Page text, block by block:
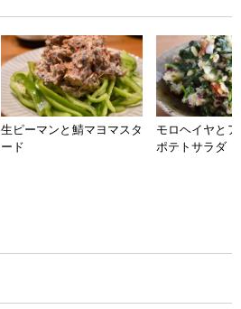
生ピーマンと鯖マヨマスタ
ード
モロヘイヤと
ポテトサラダ